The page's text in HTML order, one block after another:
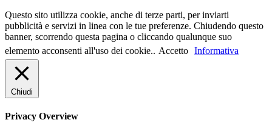
Questo sito utilizza cookie, anche di terze parti, per inviarti
pubblicità e servizi in linea con le tue preferenze. Chiudendo questo
banner, scorrendo questa pagina o cliccando qualunque suo
elemento acconsenti all'uso dei cookie.. Accetto Informativa
Chiudi
Privacy Overview